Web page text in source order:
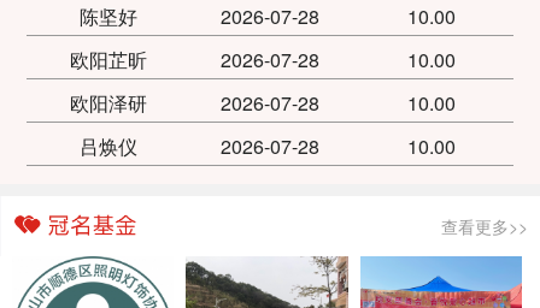
陈坚好
2026-07-28
10.00
欧阳芷昕
2026-07-28
10.00
欧阳泽研
2026-07-28
10.00
吕焕仪
2026-07-28 10.00
查看更多>>